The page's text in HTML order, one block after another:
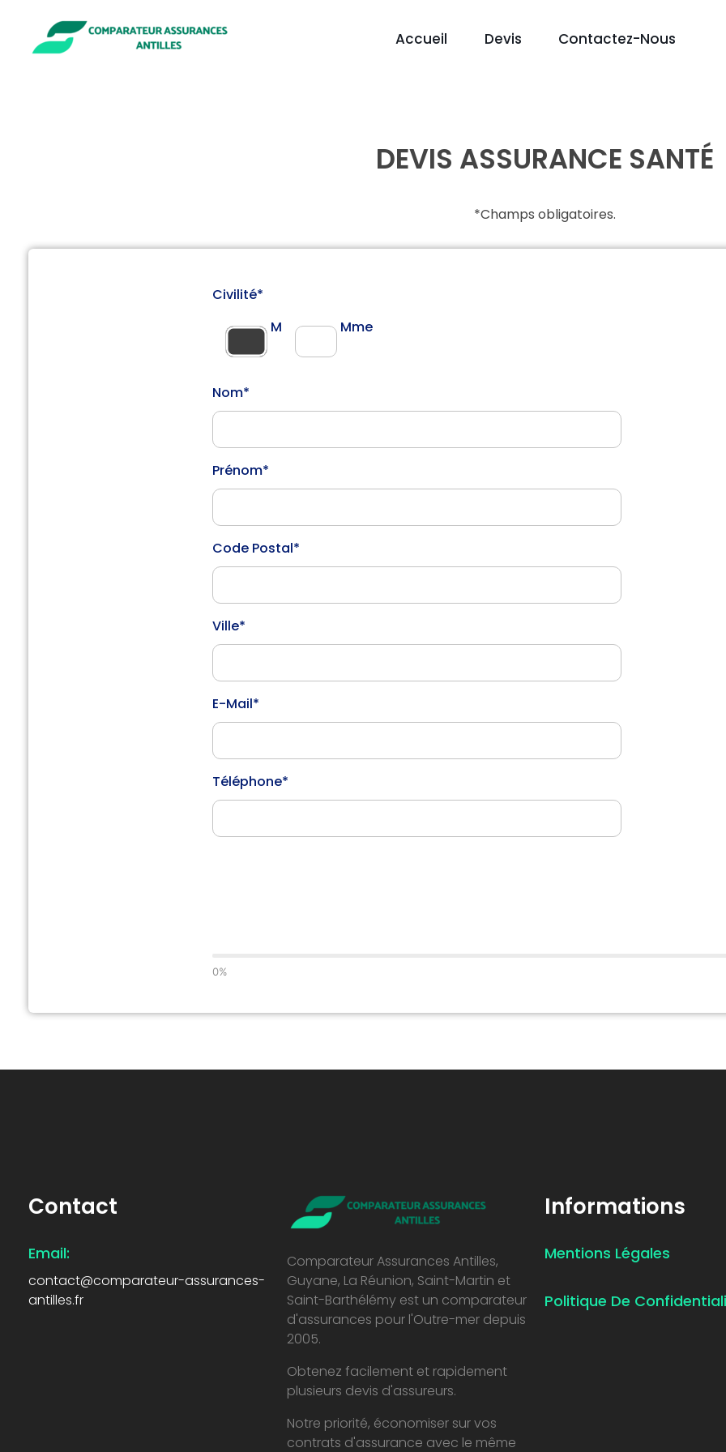
Accueil Devis Contactez-Nous
DEVIS ASSURANCE SANTÉ
*Champs obligatoires.
Civilité*
M
Mme
Nom*
Prénom*
Code Postal*
Ville*
E-Mail*
Téléphone*
0%
Contact
Email:
contact@comparateur-assurances-
antilles.fr
Comparateur Assurances Antilles,
Guyane, La Réunion, Saint-Martin et
Saint-Barthélémy est un comparateur
d'assurances pour l'Outre-mer depuis
2005.
Obtenez facilement et rapidement
plusieurs devis d'assureurs.
Notre priorité, économiser sur vos
contrats d'assurance avec le même
Informations
Mentions Légales
Politique De